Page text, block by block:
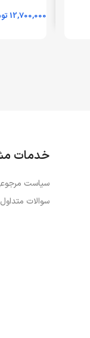
(گارانتی 18 ماهه شرکتی)
12,700,000
خدمات
سیاست
سوالات متداول